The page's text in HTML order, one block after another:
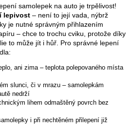
samolepek na auto je trpělivost!
lepivost – není to její vada, nýbrž
je nutné správným přihlazením
– chce to trochu cviku, protože díky
to může jít i hůř. Pro správné lepení
ani zima – teplota polepovaného místa
slunci, či v mrazu – samolepkám
nedrží
lihem odmaštěný povrch bez
i při nechtěném přilepení již